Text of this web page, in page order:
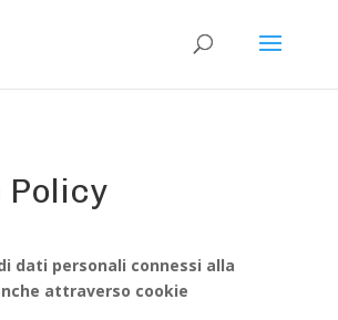
Policy
dati personali connessi alla
attraverso cookie